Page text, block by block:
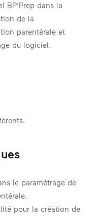
BP’Prep dans la
de la
parentérale et
du logiciel.
le paramétrage de
pour la création de